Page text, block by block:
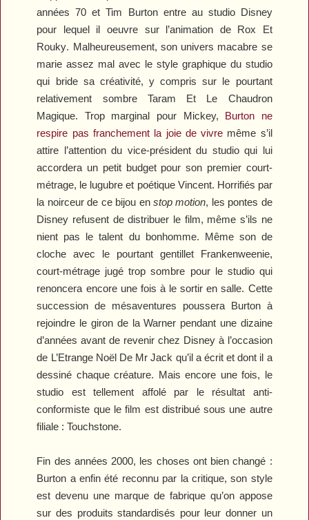
années 70 et Tim Burton entre au studio Disney
pour lequel il oeuvre sur l’animation de Rox Et
Rouky. Malheureusement, son univers macabre se
marie assez mal avec le style graphique du studio
qui bride sa créativité, y compris sur le pourtant
relativement sombre Taram Et Le Chaudron
Magique. Trop marginal pour Mickey, Burton ne
respire pas franchement la joie de vivre même s’il
attire l’attention du vice-président du studio qui lui
accordera un petit budget pour son premier court-
métrage, le lugubre et poétique Vincent. Horrifiés par
la noirceur de ce bijou en stop motion, les pontes de
Disney refusent de distribuer le film, même s’ils ne
nient pas le talent du bonhomme. Même son de
cloche avec le pourtant gentillet Frankenweenie,
court-métrage jugé trop sombre pour le studio qui
renoncera encore une fois à le sortir en salle. Cette
succession de mésaventures poussera Burton à
rejoindre le giron de la Warner pendant une dizaine
d’années avant de revenir chez Disney à l’occasion
de L’Etrange Noël De Mr Jack qu’il a écrit et dont il a
dessiné chaque créature. Mais encore une fois, le
studio est tellement affolé par le résultat anti-
conformiste que le film est distribué sous une autre
filiale : Touchstone.
Fin des années 2000, les choses ont bien changé :
Burton a enfin été reconnu par la critique, son style
est devenu une marque de fabrique qu’on appose
sur des produits standardisés pour leur donner un